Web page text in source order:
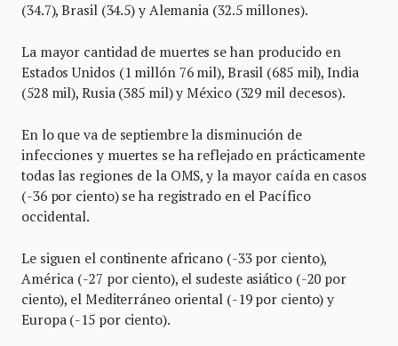
(34.7), Brasil (34.5) y Alemania (32.5 millones).
La mayor cantidad de muertes se han producido en
Estados Unidos (1 millón 76 mil), Brasil (685 mil), India
(528 mil), Rusia (385 mil) y México (329 mil decesos).
En lo que va de septiembre la disminución de
infecciones y muertes se ha reflejado en prácticamente
todas las regiones de la OMS, y la mayor caída en casos
(-36 por ciento) se ha registrado en el Pacífico
occidental.
Le siguen el continente africano (-33 por ciento),
América (-27 por ciento), el sudeste asiático (-20 por
ciento), el Mediterráneo oriental (-19 por ciento) y
Europa (-15 por ciento).